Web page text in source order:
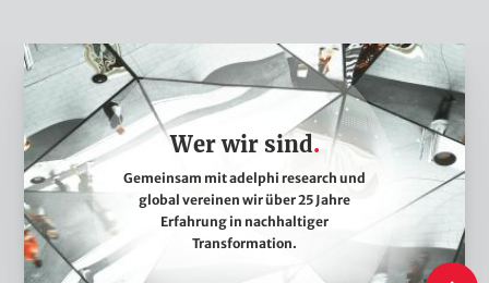
W
e
w
i
r
s
Wer wir sind
Gemeinsam mit adelphi research und
global vereinen wir über 25 Jahre
Erfahrung in nachhaltiger
Transformation.